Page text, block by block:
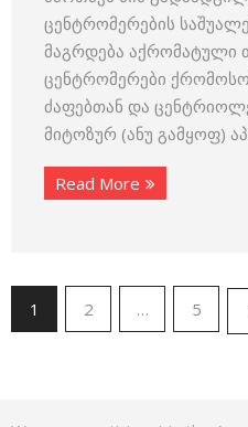
ცენტრომერების
მაგრდება აქრომატული
ცენტრომერები
ძაფებთან და
მიტოზურ (ანუ გამყოფ)
Read More
1 2 … 5